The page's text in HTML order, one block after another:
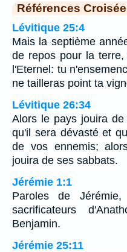
Références
Lévitique 25:4
Mais la septième
de repos pour la
l'Eternel: tu
ne tailleras point ta
Lévitique 26:34
Alors le pays jouira
qu'il sera dévasté et
de vos ennemis;
jouira de ses sabbats.
Jérémie 1:1
Paroles de
sacrificateurs
Benjamin.
Jérémie 25:11